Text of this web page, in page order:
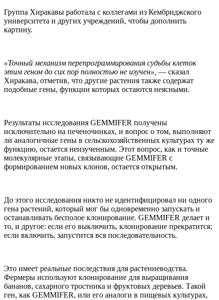
Группа Хиракавы работала с коллегами из Кембриджского
университета и других учреждений, чтобы дополнить
картину.
«Точный механизм перепрограммирования судьбы клеток
этим геном до сих пор полностью не изучен», — сказал
Хиракава, отметив, что другие растения также содержат
подобные гены, функции которых остаются неясными.
Результаты исследования GEMMIFER получены
исключительно на печеночниках, и вопрос о том, выполняют
ли аналогичные гены в сельскохозяйственных культурах ту же
функцию, остается неизученным. Этот вопрос, как и точные
молекулярные этапы, связывающие GEMMIFER с
формированием новых клонов, остается открытым.
До этого исследования никто не идентифицировал ни одного
гена растений, который мог бы одновременно запускать и
останавливать бесполое клонирование. GEMMIFER делает и
то, и другое: если его выключить, клонирование прекратится;
если включить, запустится вся последовательность.
Это имеет реальные последствия для растениеводства.
Фермеры используют клонирование для выращивания
бананов, сахарного тростника и фруктовых деревьев. Такой
ген, как GEMMIFER, или его аналоги в пищевых культурах,